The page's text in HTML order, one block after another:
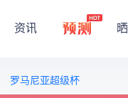
资讯
罗马尼亚超级杯